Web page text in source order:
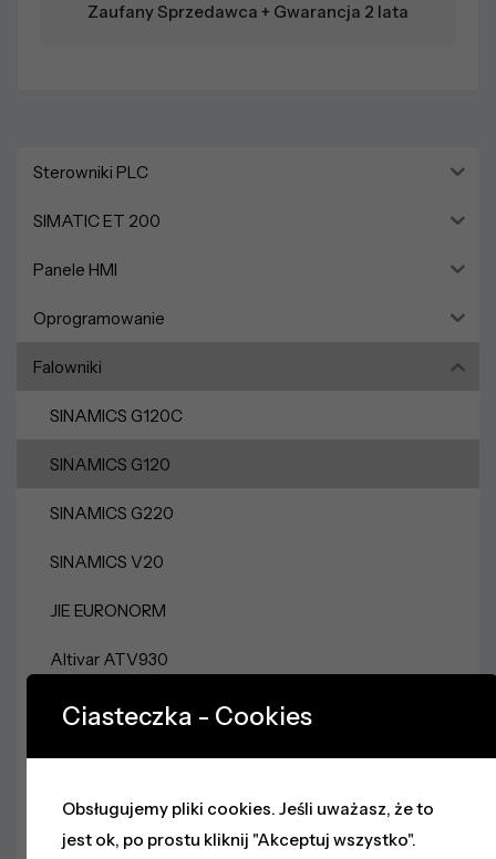
Sterowniki PLC
SIMATIC ET 200
Panele HMI
Oprogramowanie
Falowniki
SINAMICS G120C
SINAMICS G120
SINAMICS G220
SINAMICS V20
JIE EURONORM
Altivar ATV930
Altivar ATV630
Altivar ATV320
Zasilacze
Sieci Przemysłowe
Zaufany Sprzedawca + Gwarancja 2 lata
Ciasteczka - Cookies
Obsługujemy pliki cookies. Jeśli uważasz, że to
jest ok, po prostu kliknij "Akceptuj wszystko".